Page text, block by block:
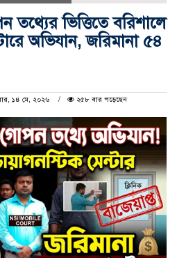
ভিত্তিতে বরিশালে
অভিযান, জরিমানা ৫৪
১৪ মে, ২০২৬
২৫৮ বার পড়েছেন